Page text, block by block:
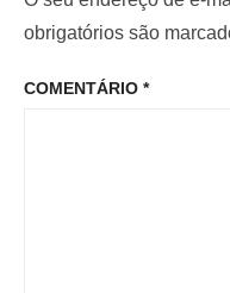
e
P
o
o
:
o
o
obrigatórios são
COMENTÁRIO *